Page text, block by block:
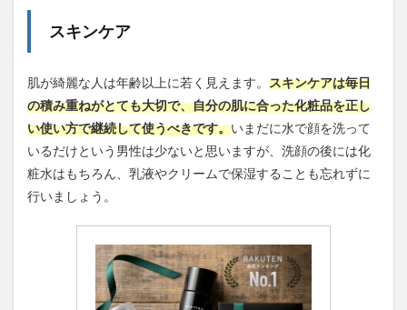
スキンケア
肌が綺麗な人は年齢以上に若く見えます。 スキンケアは毎日
の積み重ねがとても大切で、自分の肌に合った化粧品を正し
い使い方で継続して使うべきです。いまだに水で顔を洗って
いるだけという男性は少ないと思いますが、洗顔の後には化
粧水はもちろん、乳液やクリームで保湿することも忘れずに
行いましょう。